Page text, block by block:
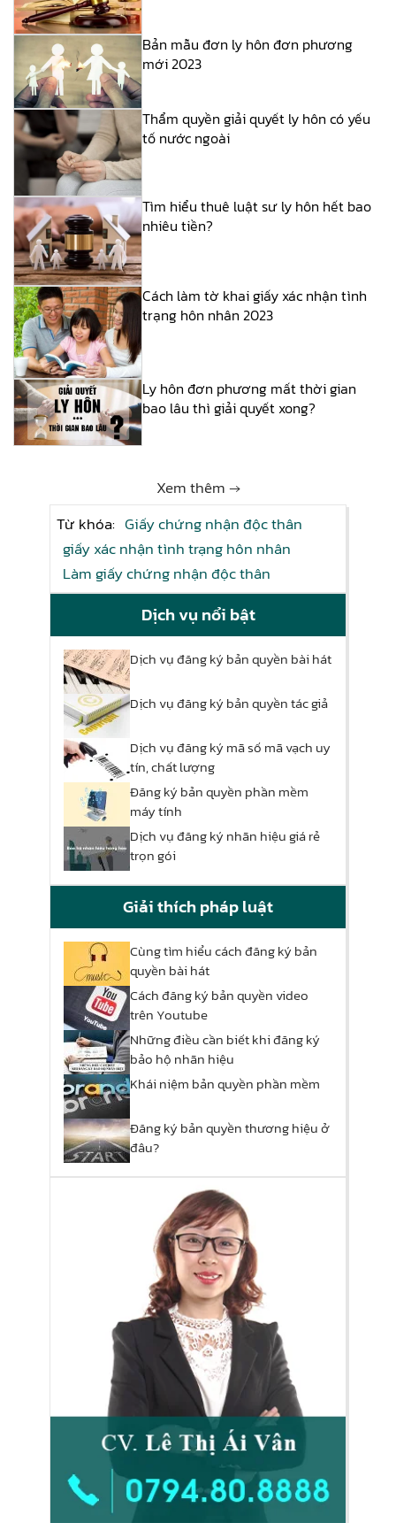
Bản mẫu đơn ly hôn đơn phương
mới 2023
Thẩm quyền giải quyết ly hôn có yếu
tố nước ngoài
Tìm hiểu thuê luật sư ly hôn hết bao
nhiêu tiền?
Cách làm tờ khai giấy xác nhận tình
trạng hôn nhân 2023
Ly hôn đơn phương mất thời gian
bao lâu thì giải quyết xong?
Xem thêm →
Từ khóa: Giấy chứng nhận độc thân
giấy xác nhận tình trạng hôn nhân
Làm giấy chứng nhận độc thân
Dịch vụ nổi bật
Dịch vụ đăng ký bản quyền bài hát
Dịch vụ đăng ký bản quyền tác giả
Dịch vụ đăng ký mã số mã vạch uy
tín, chất lượng
Đăng ký bản quyền phần mềm
máy tính
Dịch vụ đăng ký nhãn hiệu giá rẻ
trọn gói
Giải thích pháp luật
Cùng tìm hiểu cách đăng ký bản
quyền bài hát
Cách đăng ký bản quyền video
trên Youtube
Những điều cần biết khi đăng ký
bảo hộ nhãn hiệu
Khái niệm bản quyền phần mềm
Đăng ký bản quyền thương hiệu ở
đâu?